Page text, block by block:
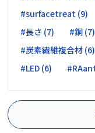
#surfacetreat (9)
#長さ (7)
#銅 (7)
#炭素繊維複合材 (6)
#LED (6)